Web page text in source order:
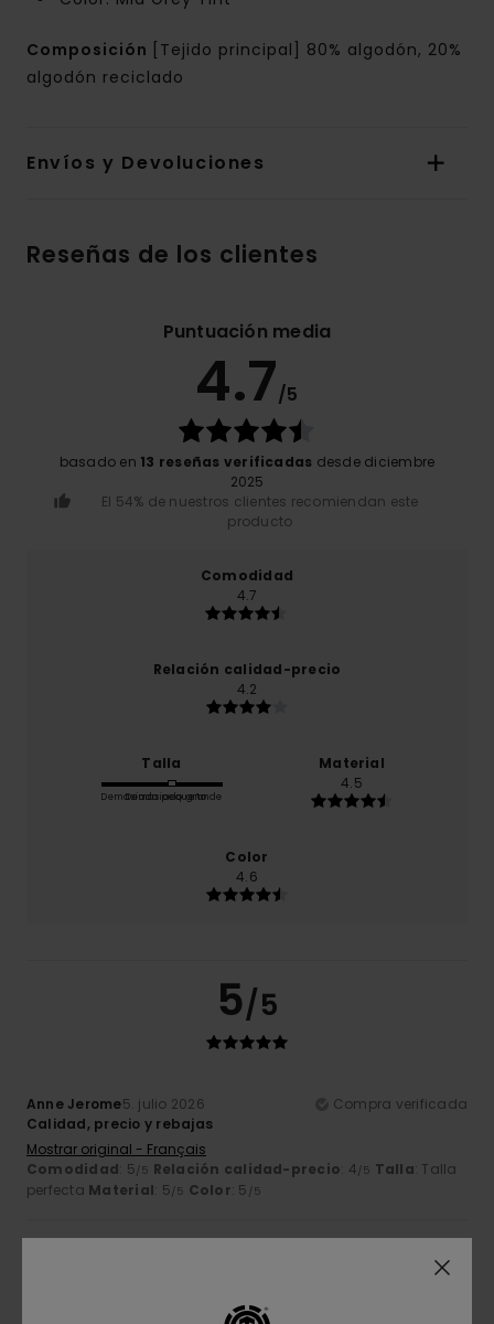
Composición [Tejido principal] 80% algodón, 20%
algodón reciclado
Envíos y Devoluciones
Reseñas de los clientes
Puntuación media
4.7/5
basado en 13 reseñas verificadas desde diciembre
2025
El 54% de nuestros clientes recomiendan este
producto
Comodidad
4.7
Relación calidad-precio
4.2
Talla
Demasiado pequeño
Demasiado grande
Material
4.5
Color
4.6
5/5
Anne Jerome5. julio 2026
Compra verificada
Calidad, precio y rebajas
Mostrar original - Français
Comodidad: 5/5 Relación calidad-precio: 4/5 Talla: Talla
perfecta Material: 5/5 Color: 5 /5